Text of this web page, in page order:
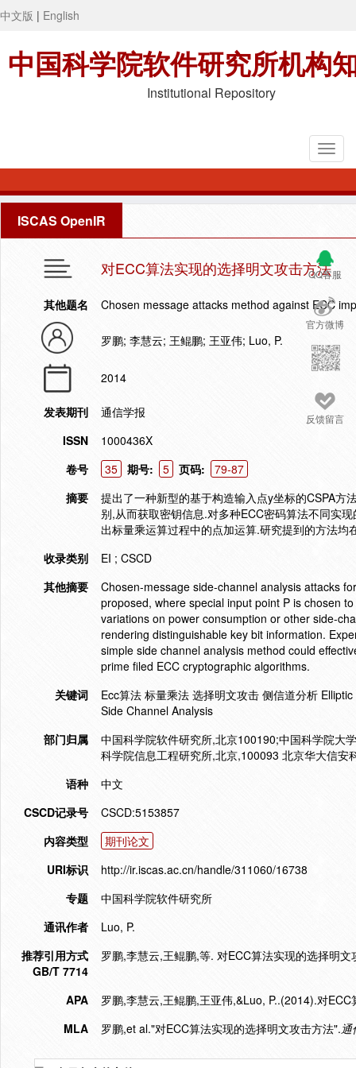
中文版 | English
中国科学院软件研究所机构
Institutional Repository
ISCAS OpenIR
QQ客服
官方微博
反馈留言
对ECC算法实现的选择明文攻击方法
其他题名 Chosen message attacks method against ECC
罗鹏; 李慧云; 王鲲鹏; 王亚伟; Luo, P.
2014
发表期刊
通信学报
ISSN
1000436X
卷号
35 期号: 5 页码:
79-87
摘要
提出了一种新型的基于构造输入点y坐标的CSPA方
别,从而获取密钥信息.对多种ECC密码算法不同实
出标量乘运算过程中的点加运算.研究提到的方法均
收录类别
EI ; CSCD
其他摘要
Chosen-message side-channel analysis attacks
proposed, where special input point P is chosen
variations on power consumption or other side-
rendering distinguishable key bit information.
simple side channel analysis method could
prime filed ECC cryptographic algorithms.
关键词
Ecc算法 标量乘法 选择明文攻击 侧信道分析
Side Channel Analysis
部门归属
中国科学院软件研究所,北京100190;中国科学院大
科学院信息工程研究所,北京,100093 北京华大信安
语种
中文
CSCD记录号
CSCD:5153857
内容类型
期刊论文
URI标识
http://ir.iscas.ac.cn/handle/311060/16738
专题
中国科学院软件研究所
通讯作者
Luo, P.
推荐引用方式
GB/T 7714
罗鹏,李慧云,王鲲鹏,等. 对ECC算法实现的选择明
APA
罗鹏,李慧云,王鲲鹏,王亚伟,&Luo, P..(2014).对
MLA
罗鹏,et al."对ECC算法实现的选择明文攻击方法".通